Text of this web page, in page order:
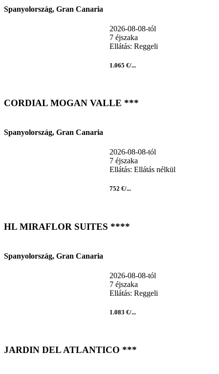
Spanyolország, Gran Canaria
2026-08-08-tól
7 éjszaka
Ellátás: Reggeli
1.065 €/...
CORDIAL MOGAN VALLE ***
Spanyolország, Gran Canaria
2026-08-08-tól
7 éjszaka
Ellátás: Ellátás nélkül
752 €/...
HL MIRAFLOR SUITES ****
Spanyolország, Gran Canaria
2026-08-08-tól
7 éjszaka
Ellátás: Reggeli
1.083 €/...
JARDIN DEL ATLANTICO ***